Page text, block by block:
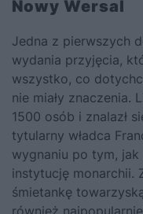
Nowy Wersal
Jedna z pierwszych
wydania przyjęcia,
wszystko, co
nie miały znaczenia.
1500 osób i znalazł
tytularny władca
wygnaniu po tym, jak
instytucję monarchii.
śmietankę